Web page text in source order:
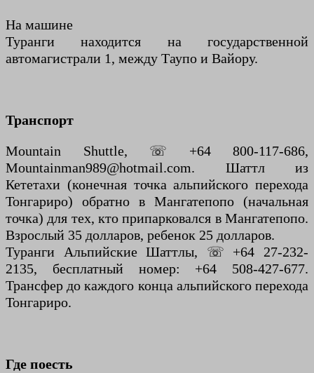
На машине
Туранги находится на государственной
автомагистрали 1, между Таупо и Вайору.
Транспорт
Mountain Shuttle, ☏ +64 800-117-686,
Mountainman989@hotmail.com. Шаттл из
Кететахи (конечная точка альпийского перехода
Тонгариро) обратно в Мангатепопо (начальная
точка) для тех, кто припарковался в Мангатепопо.
Взрослый 35 долларов, ребенок 25 долларов.
Туранги Альпийские Шаттлы, ☏ +64 27-232-
2135, бесплатный номер: +64 508-427-677.
Трансфер до каждого конца альпийского перехода
Тонгариро.
Где поесть